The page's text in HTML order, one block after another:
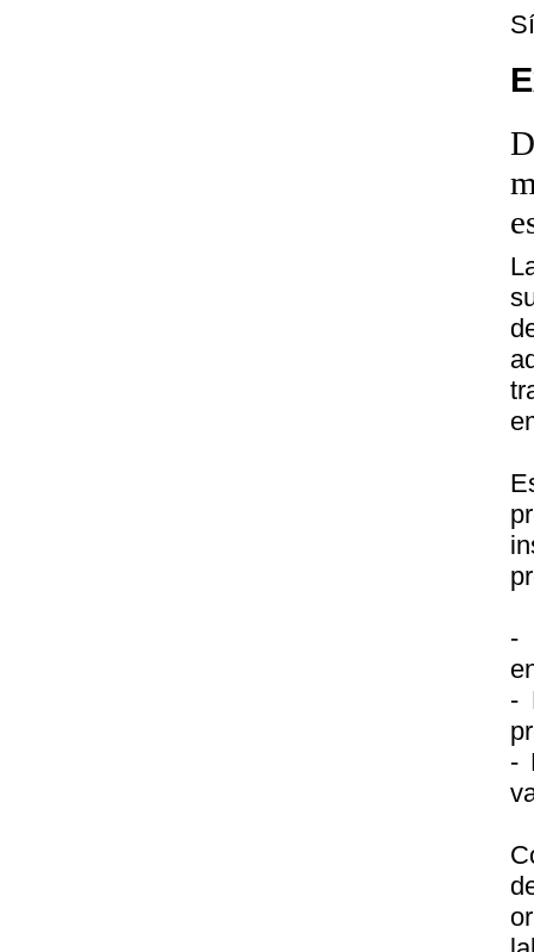
Sí
-
-
-